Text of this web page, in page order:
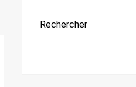
Rechercher